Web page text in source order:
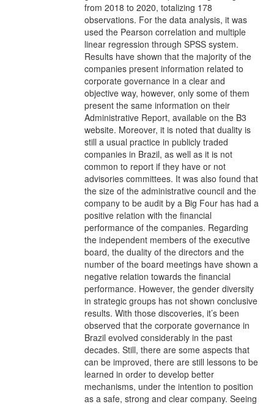
from 2018 to 2020, totalizing 178
observations. For the data analysis, it was
used the Pearson correlation and multiple
linear regression through SPSS system.
Results have shown that the majority of the
companies present information related to
corporate governance in a clear and
objective way, however, only some of them
present the same information on their
Administrative Report, available on the B3
website. Moreover, it is noted that duality is
still a usual practice in publicly traded
companies in Brazil, as well as it is not
common to report if they have or not
advisories committees. It was also found that
the size of the administrative council and the
company to be audit by a Big Four has had a
positive relation with the financial
performance of the companies. Regarding
the independent members of the executive
board, the duality of the directors and the
number of the board meetings have shown a
negative relation towards the financial
performance. However, the gender diversity
in strategic groups has not shown conclusive
results. With those discoveries, it’s been
observed that the corporate governance in
Brazil evolved considerably in the past
decades. Still, there are some aspects that
can be improved, there are still lessons to be
learned in order to develop better
mechanisms, under the intention to position
as a safe, strong and clear company. Seeing